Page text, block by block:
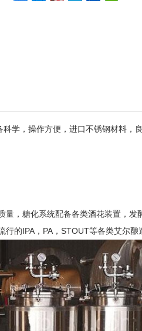
学，操作方便，进口不锈钢材料，
，糖化系统配备各类酒花装置，发
的IPA，PA，STOUT等各类艾尔酿